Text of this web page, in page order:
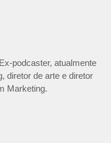
podcaster, atualmente
diretor de arte e diretor
Marketing.